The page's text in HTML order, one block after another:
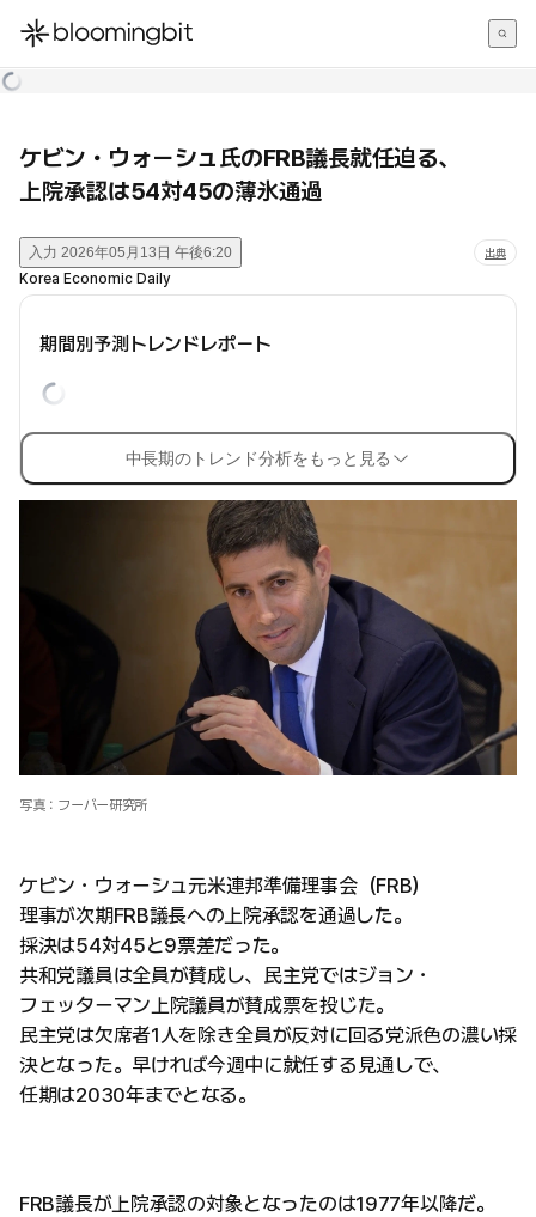
한국어
ケビン・ウォーシュ氏のFRB議長就任迫る、
上院承認は54対45の薄氷通過
入力 2026年05月13日 午後6:20 出典
Korea Economic Daily
期間別予測トレンドレポート
中長期のトレンド分析をもっと見る
写真：フーバー研究所
ケビン・ウォーシュ元米連邦準備理事会（FRB）
理事が次期FRB議長への上院承認を通過した。
採決は54対45と9票差だった。
共和党議員は全員が賛成し、民主党ではジョン・
フェッターマン上院議員が賛成票を投じた。
民主党は欠席者1人を除き全員が反対に回る党派色の濃い採
決となった。早ければ今週中に就任する見通しで、
任期は2030年までとなる。
FRB議長が上院承認の対象となったのは1977年以降だ。